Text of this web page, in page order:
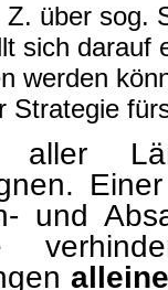
über sog.
sich darauf
werden
Strategie
aller
und
alleine